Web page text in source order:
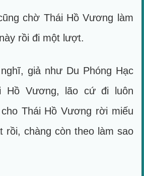
chờ Thái Hồ Vương làm
rồi đi một lượt.
giả như Du Phóng Hạc
Hồ Vương, lão cứ đi luôn
Thái Hồ Vương rời miếu
rồi, chàng còn theo làm sao